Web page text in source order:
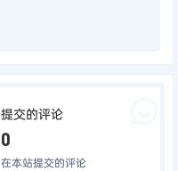
提交的评论
0
在本站提交的评论